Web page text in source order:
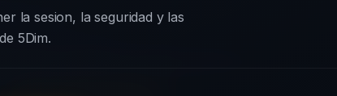
la sesion, la seguridad y las
5Dim.